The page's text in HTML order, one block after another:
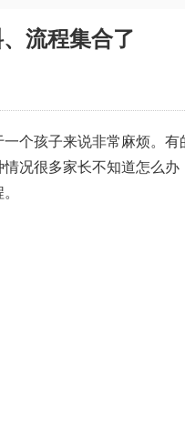
流程集合了
个孩子来说非常麻烦。有
况很多家长不知道怎么办